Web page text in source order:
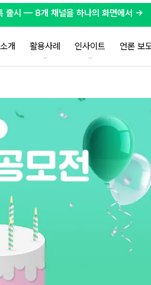
출시 — 8개 채널을 하나의 화면에서 →
개 활용사례 인사이트 언론 보